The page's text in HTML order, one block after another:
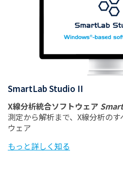
SmartLab Studio II
X線分析統合ソフトウェア
測定から解析まで、X線分析の
ウェア
もっと詳しく知る